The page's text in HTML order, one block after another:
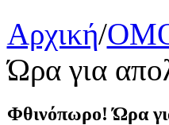
Αρχική/
Ώρα για
Φθινόπωρο! Ώρα